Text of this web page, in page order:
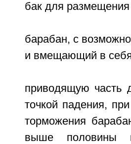
бак для
барабан, с
и вмещающий в
приводящую часть
точкой падения,
торможения
выше половины